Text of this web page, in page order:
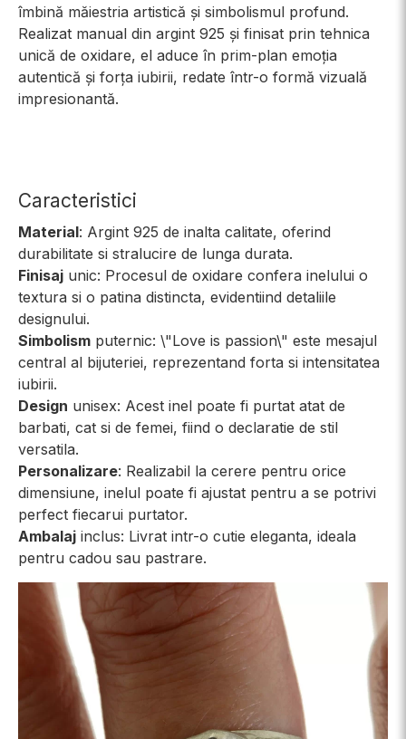
îmbină măiestria artistică și simbolismul profund.
Realizat manual din argint 925 și finisat prin tehnica
unică de oxidare, el aduce în prim-plan emoția
autentică și forța iubirii, redate într-o formă vizuală
impresionantă.
Caracteristici
Material: Argint 925 de inalta calitate, oferind
durabilitate si stralucire de lunga durata.
Finisaj unic: Procesul de oxidare confera inelului o
textura si o patina distincta, evidentiind detaliile
designului.
Simbolism puternic: \"Love is passion\" este mesajul
central al bijuteriei, reprezentand forta si intensitatea
iubirii.
Design unisex: Acest inel poate fi purtat atat de
barbati, cat si de femei, fiind o declaratie de stil
versatila.
Personalizare: Realizabil la cerere pentru orice
dimensiune, inelul poate fi ajustat pentru a se potrivi
perfect fiecarui purtator.
Ambalaj inclus: Livrat intr-o cutie eleganta, ideala
pentru cadou sau pastrare.